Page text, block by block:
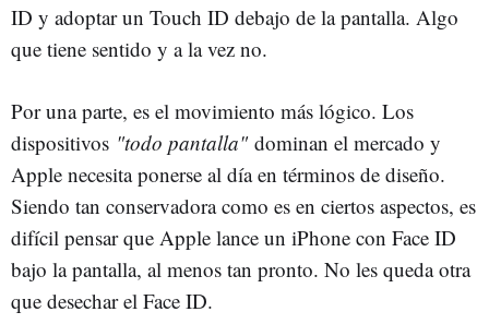
ID y adoptar un Touch ID debajo de la pantalla. Algo
que tiene sentido y a la vez no.
Por una parte, es el movimiento más lógico. Los
dispositivos "todo pantalla" dominan el mercado y
Apple necesita ponerse al día en términos de diseño.
Siendo tan conservadora como es en ciertos aspectos, es
difícil pensar que Apple lance un iPhone con Face ID
bajo la pantalla, al menos tan pronto. No les queda otra
que desechar el Face ID.